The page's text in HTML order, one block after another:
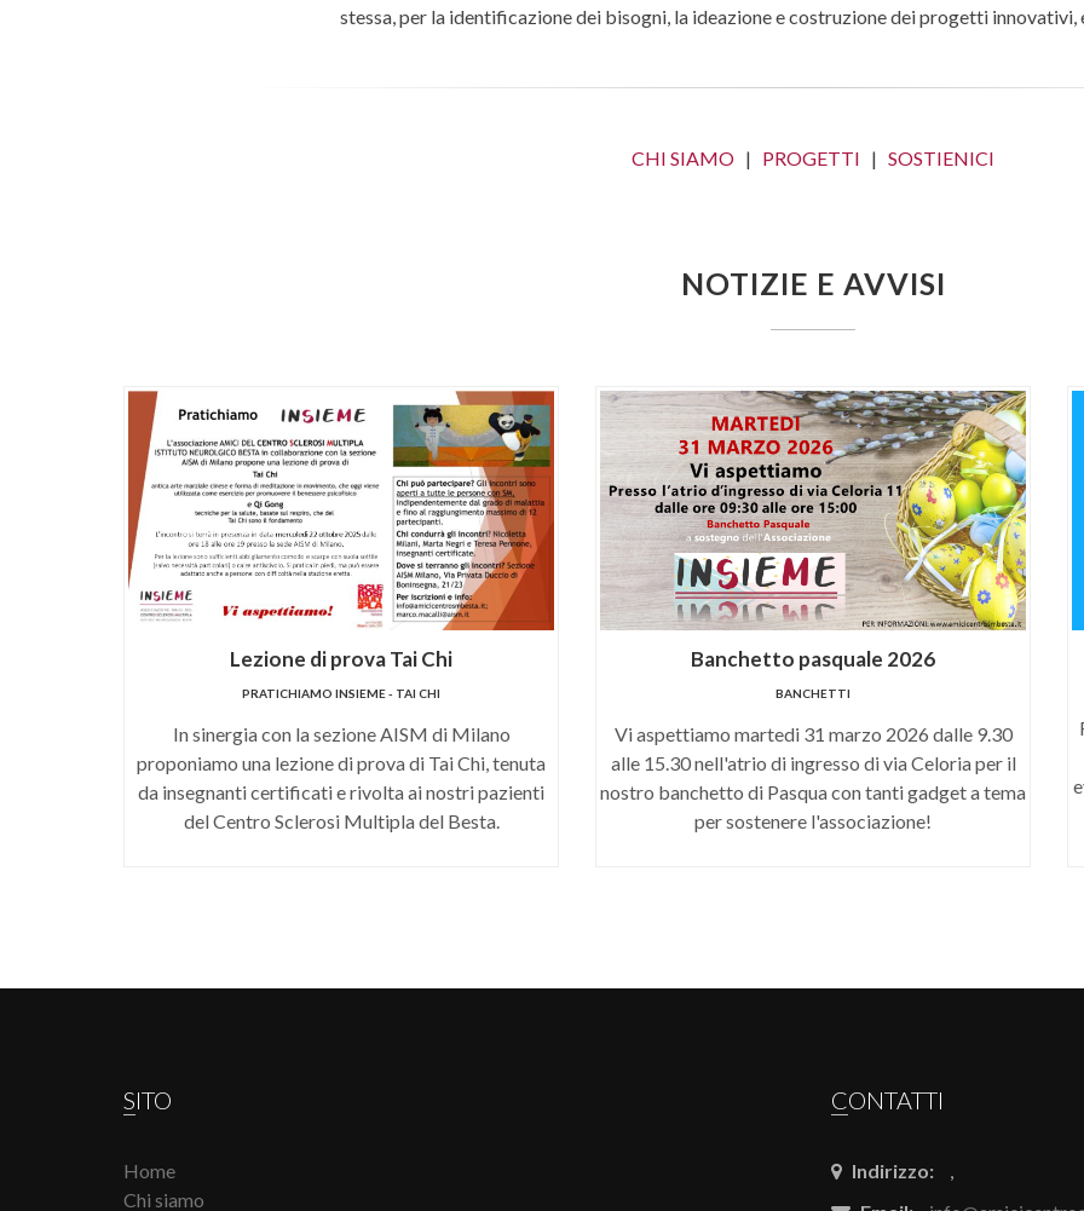
stessa, per la identificazione dei bisogni, la ideazione e costruzione dei progetti innovativi,
CHI SIAMO | PROGETTI | SOSTIENICI
NOTIZIE E AVVISI
Lezione di prova Tai Chi
PRATICHIAMO INSIEME - TAI CHI
In sinergia con la sezione AISM di Milano
proponiamo una lezione di prova di Tai Chi, tenuta
da insegnanti certificati e rivolta ai nostri pazienti
del Centro Sclerosi Multipla del Besta.
Banchetto pasquale 2026
BANCHETTI
Vi aspettiamo martedi 31 marzo 2026 dalle 9.30
alle 15.30 nell'atrio di ingresso di via Celoria per il
nostro banchetto di Pasqua con tanti gadget a tema
per sostenere l'associazione!
SITO
Home
Chi siamo
CONTATTI
Indirizzo:
,